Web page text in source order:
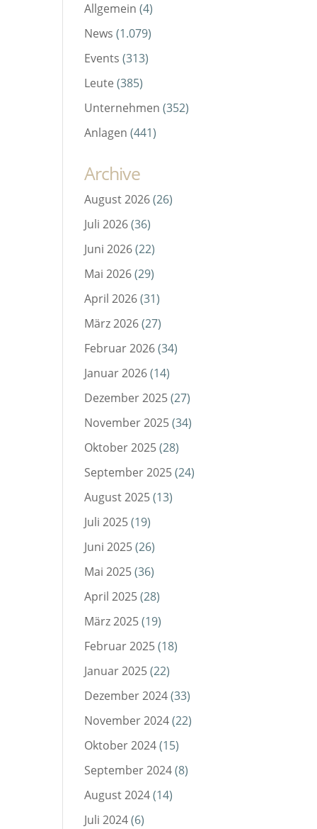
Allgemein (4)
News (1.079)
Events (313)
Leute (385)
Unternehmen (352)
Anlagen (441)
Archive
August 2026(26)
Juli 2026(36)
Juni 2026(22)
Mai 2026(29)
April 2026(31)
März 2026(27)
Februar 2026(34)
Januar 2026(14)
Dezember 2025(27)
November 2025(34)
Oktober 2025(28)
September 2025(24)
August 2025(13)
Juli 2025(19)
Juni 2025(26)
Mai 2025(36)
April 2025(28)
März 2025(19)
Februar 2025(18)
Januar 2025(22)
Dezember 2024(33)
November 2024(22)
Oktober 2024(15)
September 2024(8)
August 2024(14)
Juli 2024(6)